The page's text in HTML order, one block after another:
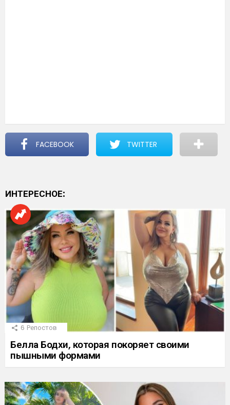
FACEBOOK TWITTER
ИНТЕРЕСНОЕ:
6 Репостов
Белла Бодхи, которая покоряет своими
пышными формами